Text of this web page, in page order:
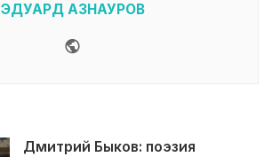
ЭДУАРД АЗНАУРОВ
Дмитрий Быков: поэзия